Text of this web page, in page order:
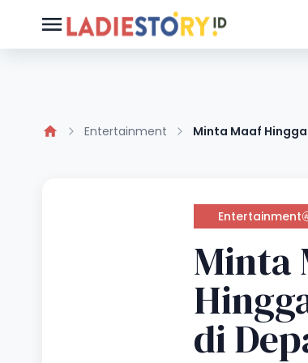
Entertainment Minta Maaf
Entertainment
Minta
di